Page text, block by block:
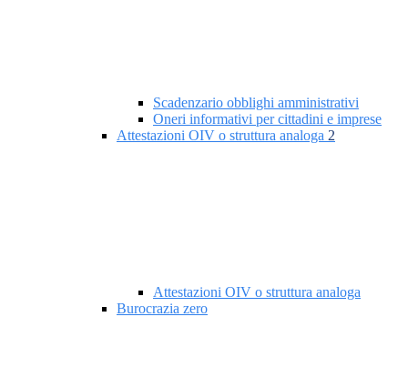
Scadenzario obblighi amministrativi
Oneri informativi per cittadini e imprese
Attestazioni OIV o struttura analoga 2
Attestazioni OIV o struttura analoga
Burocrazia zero